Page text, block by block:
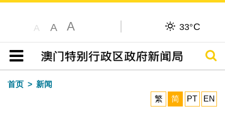
A A A 33°C
目录
搜寻
首页
新闻
繁
简 PT EN